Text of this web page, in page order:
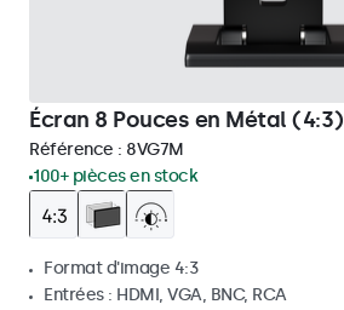
Écran 8 Pouces en Métal (4:3)
Référence : 8VG7M
100+ pièces en stock
Format d'image 4:3
Entrées : HDMI, VGA, BNC, RCA